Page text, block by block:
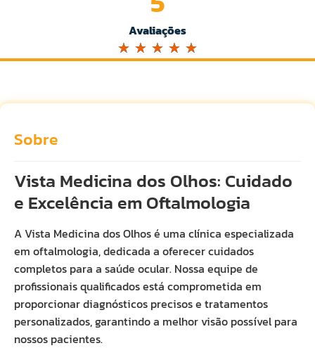
Avaliações
☆ ☆ ☆ ☆ ☆
Sobre
Vista Medicina dos Olhos: Cuidado
e Excelência em Oftalmologia
A Vista Medicina dos Olhos é uma clínica especializada
em oftalmologia, dedicada a oferecer cuidados
completos para a saúde ocular. Nossa equipe de
profissionais qualificados está comprometida em
proporcionar diagnósticos precisos e tratamentos
personalizados, garantindo a melhor visão possível para
nossos pacientes.